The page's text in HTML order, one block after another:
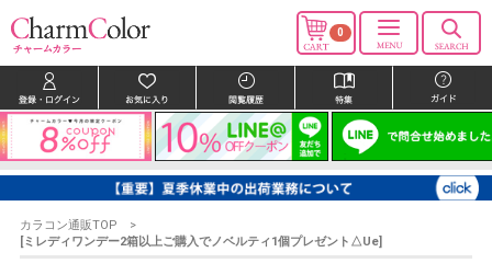
0
カラコン通販TOP
[ミレディワンデー2箱以上ご購入でノベルティ1個プレゼント△Ue]